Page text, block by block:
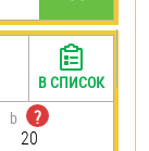
b
?
20
В СПИСОК